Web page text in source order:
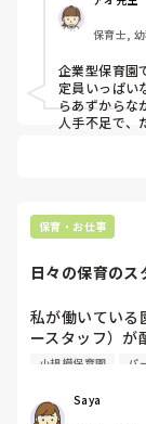
保育士,
企業型保育園
定員いっぱい
らあずからな
人手不足で、
保育・お仕事
日々の保育のス
私が働いている
ースタッフ）が
特に月齢の低
小規模保育園 パ
Saya